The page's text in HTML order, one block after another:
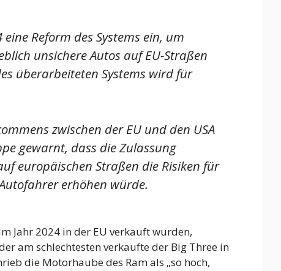
Reform des Systems ein, um
unsichere Autos auf EU-Straßen
überarbeiteten Systems wird für
zwischen der EU und den USA
gewarnt, dass die Zulassung
europäischen Straßen die Risiken für
erhöhen würde.
Jahr 2024 in der EU verkauft wurden,
am schlechtesten verkaufte der Big Three in
die Motorhaube des Ram als „so hoch,